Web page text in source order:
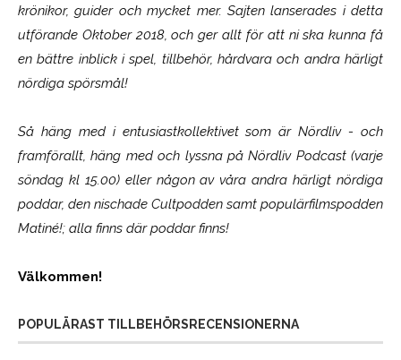
krönikor, guider och mycket mer. Sajten lanserades i detta
utförande Oktober 2018, och ger allt för att ni ska kunna få
en bättre inblick i spel, tillbehör, hårdvara och andra härligt
nördiga spörsmål!
Så häng med i entusiastkollektivet som ärNördliv- och
framförallt, häng med och lyssna på Nördliv Podcast (varje
söndag kl 15.00) eller någon av våra andra härligt nördiga
poddar, den nischade Cultpodden samt populärfilmspodden
Matiné!; alla finns där poddar finns!
Välkommen!
POPULÄRAST TILLBEHÖRSRECENSIONERNA